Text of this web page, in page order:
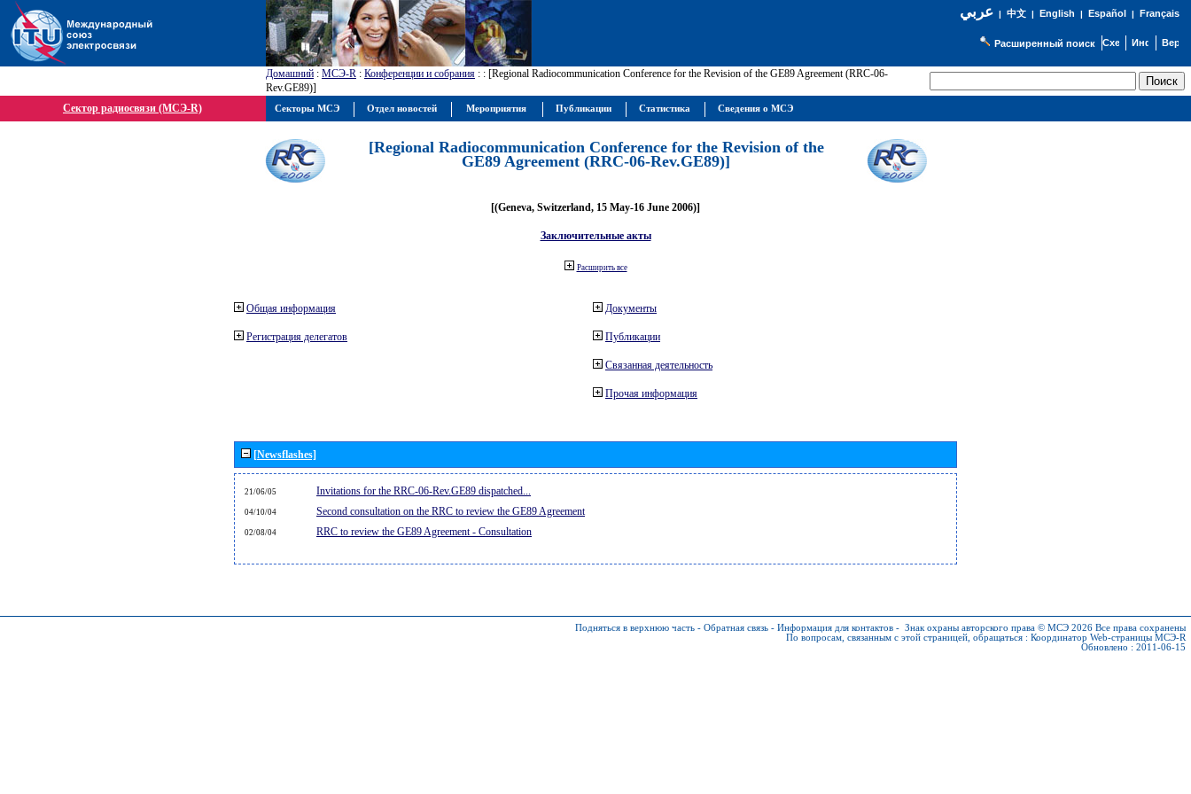
عربي| 中文| English | Español | Français
Расширенный поиск
Домашний : МСЭ-R : Конференции и собрания : : [Regional Radiocommunication Conference for the Revision of the GE89 Agreement (RRC-06-
Rev.GE89)]
Сектор радиосвязи (МСЭ-R)
[Regional Radiocommunication Conference for the Revision of the
GE89 Agreement (RRC-06-Rev.GE89)]
[(Geneva, Switzerland, 15 May-16 June 2006)]
Заключительные акты
Расширить все
Общая информация
Регистрация делегатов
Документы
Публикации
Связанная деятельность
Прочая информация
[Newsflashes]
21/06/05 Invitations for the RRC-06-Rev.GE89 dispatched...
04/10/04 Second consultation on the RRC to review the GE89 Agreement
02/08/04 RRC to review the GE89 Agreement - Consultation
Подняться в верхнюю часть - Обратная связь - Информация для контактов - Знак охраны авторского права © МСЭ 2026 Все права сохранены
По вопросам, связанным с этой страницей, обращаться : Координатор Web-страницы МСЭ-R
Обновлено : 2011-06-15
Секторы МСЭ Отдел новостей Мероприятия Публикации Статистика Сведения о МСЭ